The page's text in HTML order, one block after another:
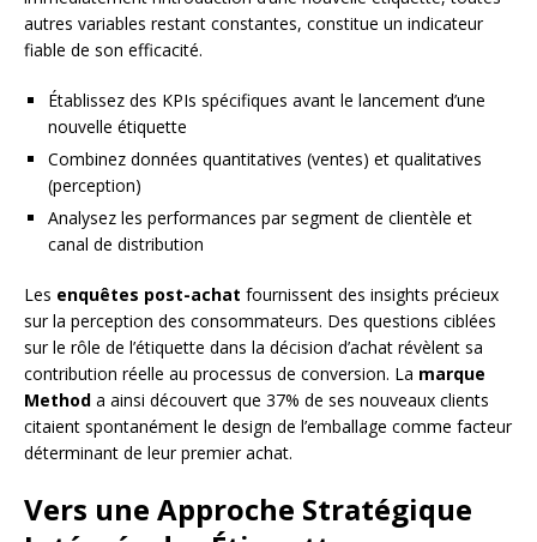
autres variables restant constantes, constitue un indicateur
fiable de son efficacité.
Établissez des KPIs spécifiques avant le lancement d’une
nouvelle étiquette
Combinez données quantitatives (ventes) et qualitatives
(perception)
Analysez les performances par segment de clientèle et
canal de distribution
Les enquêtes post-achat fournissent des insights précieux
sur la perception des consommateurs. Des questions ciblées
sur le rôle de l’étiquette dans la décision d’achat révèlent sa
contribution réelle au processus de conversion. La marque
Method a ainsi découvert que 37% de ses nouveaux clients
citaient spontanément le design de l’emballage comme facteur
déterminant de leur premier achat.
Vers une Approche Stratégique